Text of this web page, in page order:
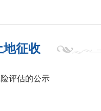
地征收
评估的公示